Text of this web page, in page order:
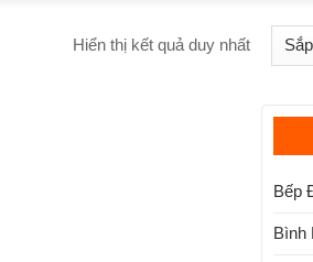
Hiển thị kết quả duy nhất
Bếp
Bình